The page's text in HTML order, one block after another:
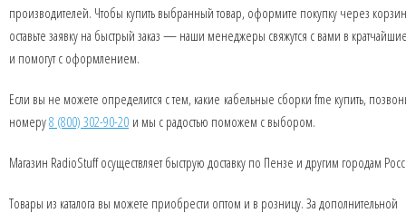
производителей. Чтобы купить выбранный товар, оформите покупку через
оставьте заявку на быстрый заказ — наши менеджеры свяжутся с вами в
и помогут с оформлением.
Если вы не можете определится с тем, какие кабельные сборки fme купить,
номеру8 (800) 302-90-20 и мы с радостью поможем с выбором.
Магазин RadioStuff осуществляет быструю доставку по Пензе и другим городам
Товары из каталога вы можете приобрести оптом и в розницу. За дополнительной